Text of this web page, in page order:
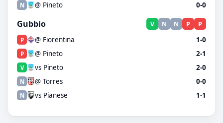
N @ Pineto 0-0
Gubbio V N N P P
P @ Fiorentina 1-0
P @ Pineto 2-1
V vs Pineto 2-0
N @ Torres 0-0
N vs Pianese 1-1